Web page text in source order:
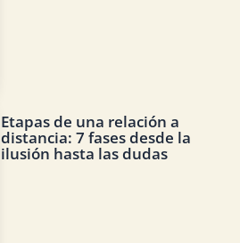
Etapas de una relación a
distancia: 7 fases desde la
ilusión hasta las dudas